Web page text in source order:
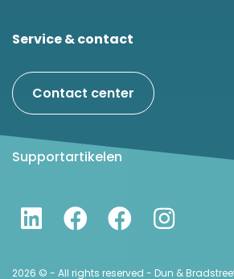
Service & contact
Contact center
Supportartikelen
2026 © - All rights reserved - Dun &